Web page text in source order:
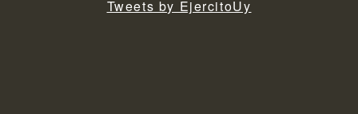
Tweets by EjercitoUy